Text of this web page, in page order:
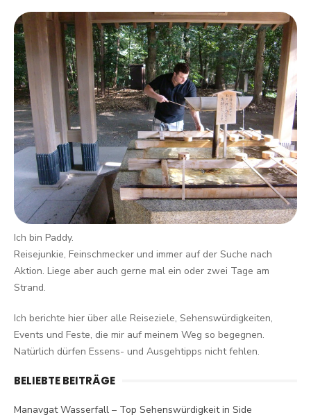
Ich bin Paddy.
Reisejunkie, Feinschmecker und immer auf der Suche nach
Aktion. Liege aber auch gerne mal ein oder zwei Tage am
Strand.
Ich berichte hier über alle Reiseziele, Sehenswürdigkeiten,
Events und Feste, die mir auf meinem Weg so begegnen.
Natürlich dürfen Essens- und Ausgehtipps nicht fehlen.
BELIEBTE BEITRÄGE
Manavgat Wasserfall – Top Sehenswürdigkeit in Side